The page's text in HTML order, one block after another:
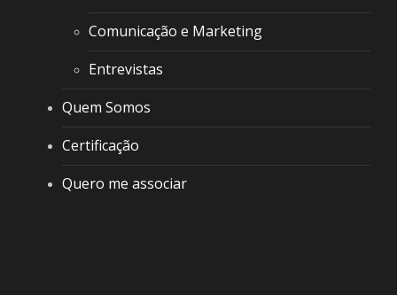
Comunicação e Marketing
Entrevistas
Quem Somos
Certificação
Quero me associar